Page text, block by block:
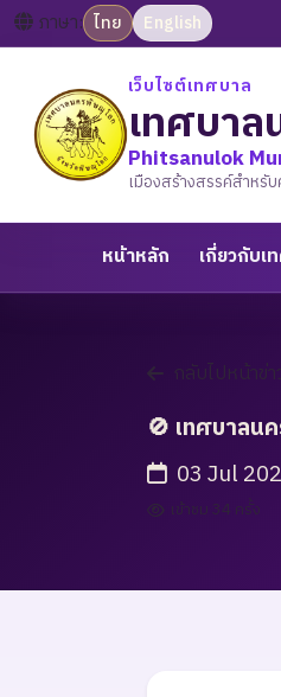
ภาษา: ไทย English
เว็บไซต์เทศบาล
เทศบา
Phitsanulok
เมืองสร้างสรรค์สำหรั
หน้าหลัก เกี่ยวกับเ
กลับไปหน้าข่า
🚫 เทศบาล
03 Jul
เข้าชม 34 ครั้ง